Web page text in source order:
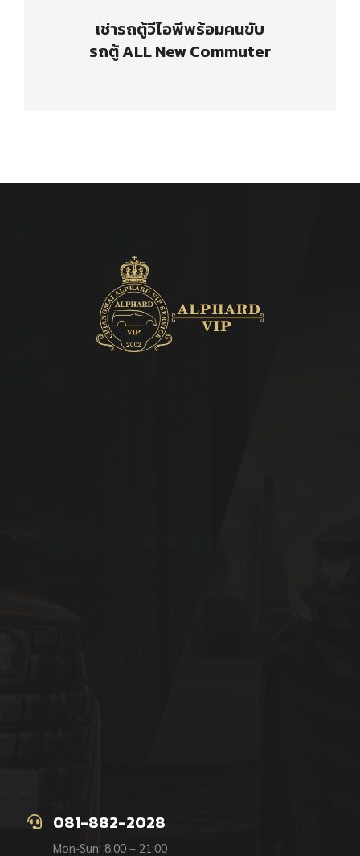
เช่ารถตู้วีไอพีพร้อมคนขับ
รถตู้ ALL New Commuter
เช่ารถตู้วีไอพี 8-10 ที่นั่ง
081-882-2028
Mon-Sun: 8:00 – 21:00